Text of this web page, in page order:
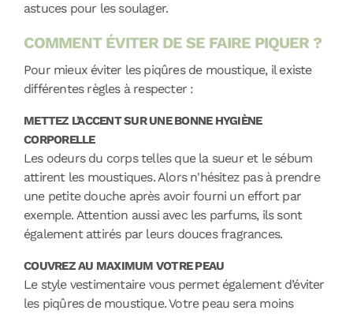
astuces pour les soulager.
COMMENT ÉVITER DE SE FAIRE PIQUER ?
Pour mieux éviter les piqûres de moustique, il existe
différentes règles à respecter :
METTEZ L’ACCENT SUR UNE BONNE HYGIÈNE
CORPORELLE
Les odeurs du corps telles que la sueur et le sébum
attirent les moustiques. Alors n'hésitez pas à prendre
une petite douche après avoir fourni un effort par
exemple. Attention aussi avec les parfums, ils sont
également attirés par leurs douces fragrances.
COUVREZ AU MAXIMUM VOTRE PEAU
Le style vestimentaire vous permet également d’éviter
les piqûres de moustique. Votre peau sera moins